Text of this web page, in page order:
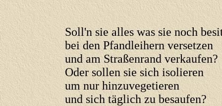
Soll'n sie alles was sie noch
bei den Pfandleihern versetzen
und am Straßenrand verkaufen?
Oder sollen sie sich isolieren
um nur hinzuvegetieren
und sich täglich zu besaufen?